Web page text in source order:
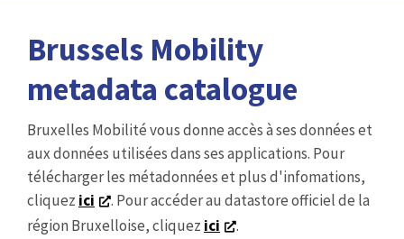
Brussels Mobility
metadata catalogue
Bruxelles Mobilité vous donne accès à ses données et
aux données utilisées dans ses applications. Pour
télécharger les métadonnées et plus d'infomations,
cliquez ici
. Pour accéder au datastore officiel de la
région Bruxelloise, cliquez ici .